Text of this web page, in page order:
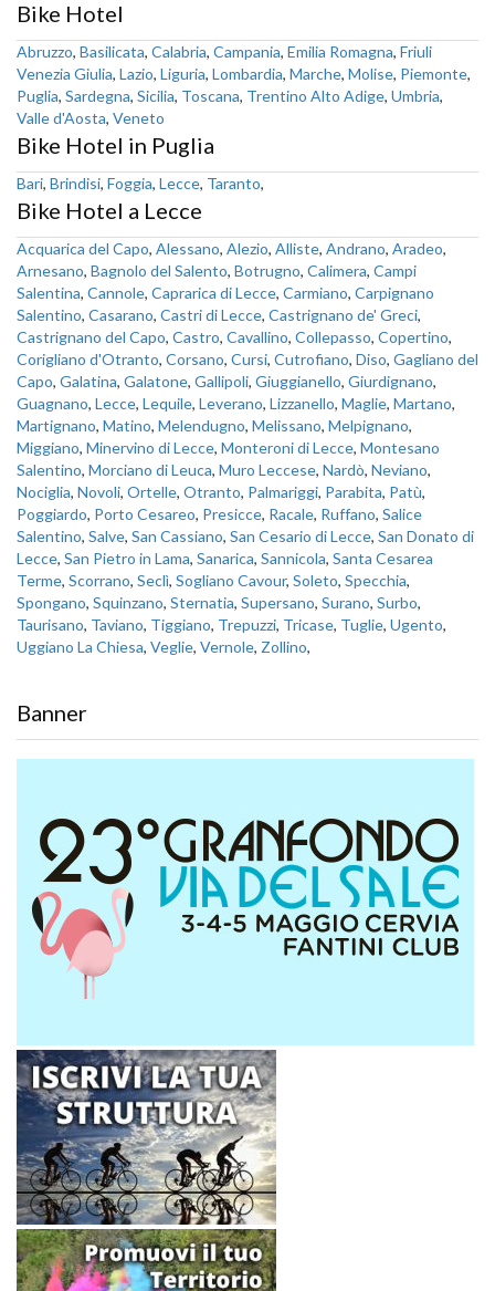
Bike Hotel
Abruzzo, Basilicata, Calabria, Campania, Emilia Romagna, Friuli
Venezia Giulia, Lazio, Liguria, Lombardia, Marche, Molise, Piemonte,
Puglia, Sardegna, Sicilia, Toscana, Trentino Alto Adige, Umbria,
Valle d'Aosta, Veneto
Bike Hotel in Puglia
Bari, Brindisi, Foggia, Lecce, Taranto,
Bike Hotel a Lecce
Acquarica del Capo, Alessano, Alezio, Alliste, Andrano, Aradeo,
Arnesano, Bagnolo del Salento, Botrugno, Calimera, Campi
Salentina, Cannole, Caprarica di Lecce, Carmiano, Carpignano
Salentino, Casarano, Castri di Lecce, Castrignano de' Greci,
Castrignano del Capo, Castro, Cavallino, Collepasso, Copertino,
Corigliano d'Otranto, Corsano, Cursi, Cutrofiano, Diso, Gagliano del
Capo, Galatina, Galatone, Gallipoli, Giuggianello, Giurdignano,
Guagnano, Lecce, Lequile, Leverano, Lizzanello, Maglie, Martano,
Martignano, Matino, Melendugno, Melissano, Melpignano,
Miggiano, Minervino di Lecce, Monteroni di Lecce, Montesano
Salentino, Morciano di Leuca, Muro Leccese, Nardò, Neviano,
Nociglia, Novoli, Ortelle, Otranto, Palmariggi, Parabita, Patù,
Poggiardo, Porto Cesareo, Presicce, Racale, Ruffano, Salice
Salentino, Salve, San Cassiano, San Cesario di Lecce, San Donato di
Lecce, San Pietro in Lama, Sanarica, Sannicola, Santa Cesarea
Terme, Scorrano, Seclì, Sogliano Cavour, Soleto, Specchia,
Spongano, Squinzano, Sternatia, Supersano, Surano, Surbo,
Taurisano, Taviano, Tiggiano, Trepuzzi, Tricase, Tuglie, Ugento,
Uggiano La Chiesa, Veglie, Vernole, Zollino,
Banner